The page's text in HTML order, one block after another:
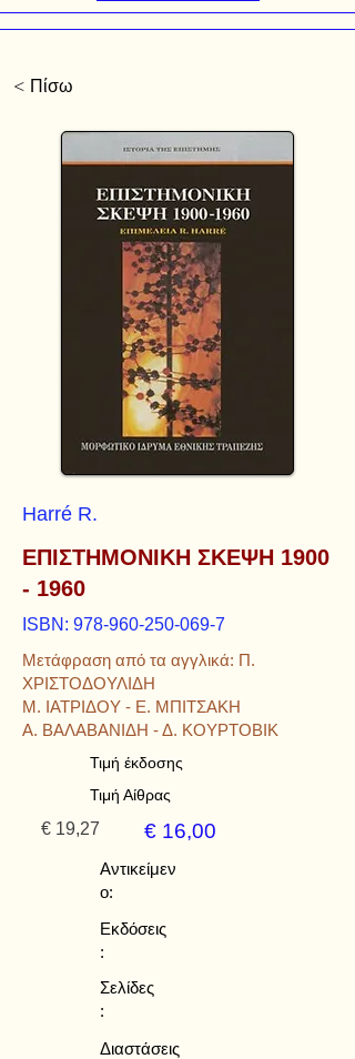
< Πίσω
Harré R.
ΕΠΙΣΤΗΜΟΝΙΚΗ ΣΚΕΨΗ 1900
- 1960
ISBN: 978-960-250-069-7
Μετάφραση από τα αγγλικά: Π.
ΧΡΙΣΤΟΔΟΥΛΙΔΗ
Μ. ΙΑΤΡΙΔΟΥ - Ε. ΜΠΙΤΣΑΚΗ
Α. ΒΑΛΑΒΑΝΙΔΗ - Δ. ΚΟΥΡΤΟΒΙΚ
Τιμή έκδοσης
Τιμή Αίθρας
€ 19,27 € 16,00
Αντικείμεν
ο:
Εκδόσεις
:
Σελίδες
:
Διαστάσεις